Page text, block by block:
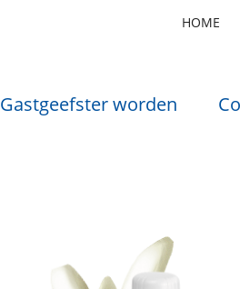
HOME
Gastgeefster worden